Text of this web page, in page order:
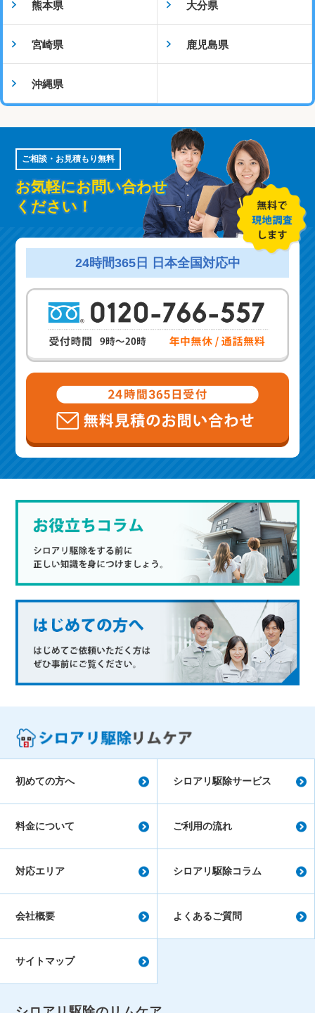
熊本県 大分県
宮崎県 鹿児島県
沖縄県
ご相談・お見積もり無料
お気軽にお問い合わせ
ください！
24時間365日 日本全国対応中
初めての方へ シロアリ駆除サービス
料金について ご利用の流れ
対応エリア シロアリ駆除コラム
会社概要 よくあるご質問
サイトマップ